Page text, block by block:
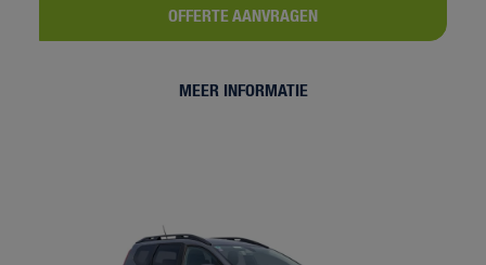
OFFERTE AANVRAGEN
MEER INFORMATIE